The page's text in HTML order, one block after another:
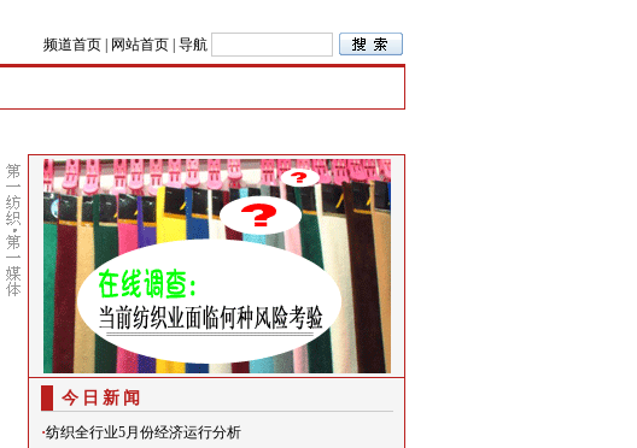
频道首页 网站首页 导航
今日新闻
·纺织全行业5月份经济运行分析